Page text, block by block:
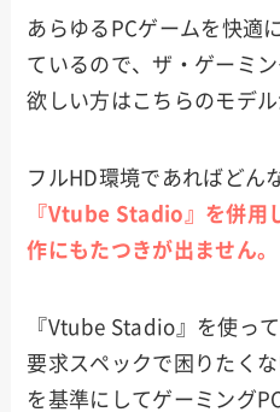
あらゆるPCゲームを快適
ているので、ザ・ゲーミ
欲しい方はこちらのモデ
フルHD環境であればどん
『Vtube Stadio』を併用
作にもたつきが出ません。
『Vtube Stadio』を使っ
要求スペックで困りたく
を基準にしてゲーミング